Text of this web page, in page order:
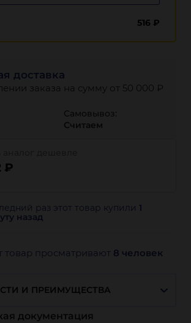
516 ₽
доставка
заказа на сумму от 50 000 ₽
Самовывоз:
Считаем
₽
раз этот товар купили 1
назад
товар просматривают 8 человек
И ПРЕИМУЩЕСТВА
документация